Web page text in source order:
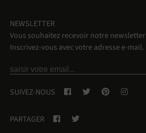
NEWSLETTER
Vous souhaitez recevoir notre newsletter
Inscrivez-vous avec votre adresse e-mail.
SUIVEZ-NOUS
PARTAGER